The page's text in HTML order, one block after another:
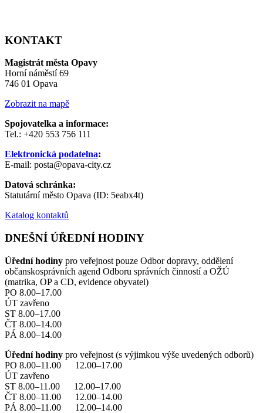
KONTAKT
Magistrát města Opavy
Horní náměstí 69
746 01 Opava
Zobrazit na mapě
Spojovatelka a informace:
Tel.: +420 553 756 111
Elektronická podatelna:
E-mail: posta@opava-city.cz
Datová schránka:
Statutární město Opava (ID: 5eabx4t)
Katalog kontaktů
DNEŠNÍ ÚŘEDNÍ HODINY
Úřední hodiny pro veřejnost pouze Odbor dopravy, oddělení
občanskosprávních agend Odboru správních činností a OŽÚ
(matrika, OP a CD, evidence obyvatel)
PO 8.00–17.00
ÚT zavřeno
ST 8.00–17.00
ČT 8.00–14.00
PÁ 8.00–14.00
Úřední hodiny pro veřejnost (s výjimkou výše uvedených odborů)
PO 8.00–11.00 12.00–17.00
ÚT zavřeno
ST 8.00–11.00 12.00–17.00
ČT 8.00–11.00 12.00–14.00
PÁ 8.00–11.00 12.00–14.00